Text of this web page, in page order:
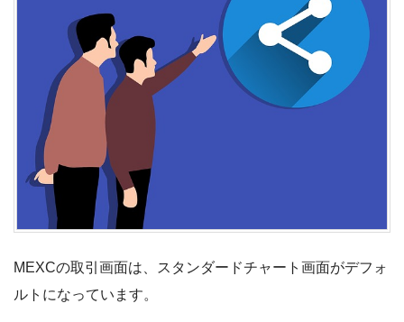
MEXCの取引画面は、スタンダードチャート画面がデフォ
ルトになっています。